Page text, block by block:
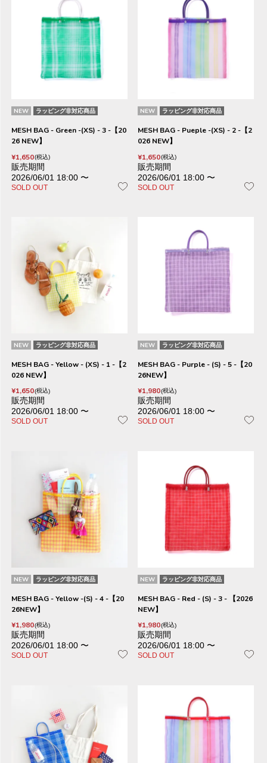
NEW ラッピング非対応商品
MESH BAG - Green -(XS) - 3 -【20
26 NEW】
¥1,650 税込
販売期間
2026/06/01 18:00 〜
SOLD OUT
NEW ラッピング非対応商品
MESH BAG - Pueple -(XS) - 2 -【2
026 NEW】
¥1,650 税込
販売期間
2026/06/01 18:00 〜
SOLD OUT
NEW ラッピング非対応商品
MESH BAG - Yellow - (XS) - 1 -【2
026 NEW】
¥1,650 税込
販売期間
2026/06/01 18:00 〜
SOLD OUT
NEW ラッピング非対応商品
MESH BAG - Purple - (S) - 5 -【20
26NEW】
¥1,980 税込
販売期間
2026/06/01 18:00 〜
SOLD OUT
NEW ラッピング非対応商品
MESH BAG - Yellow -(S) - 4 -【20
26NEW】
¥1,980 税込
販売期間
2026/06/01 18:00 〜
SOLD OUT
NEW ラッピング非対応商品
MESH BAG - Red - (S) - 3 - 【2026
NEW】
¥1,980 税込
販売期間
2026/06/01 18:00 〜
SOLD OUT